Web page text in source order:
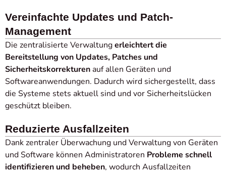
Vereinfachte Updates und Patch-
Management
Die zentralisierte Verwaltungerleichtert die
Bereitstellung von Updates, Patches und
Sicherheitskorrekturen auf allen Geräten und
Softwareanwendungen. Dadurch wird sichergestellt, dass
die Systeme stets aktuell sind und vor Sicherheitslücken
geschützt bleiben.
Reduzierte Ausfallzeiten
Dank zentraler Überwachung und Verwaltung von Geräten
und Software können Administratoren Probleme schnell
identifizieren und beheben, wodurch Ausfallzeiten